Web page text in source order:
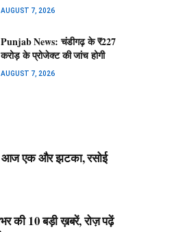
AUGUST 7, 2026
Punjab News: चंडीगढ़ के ₹227
करोड़ के प्रोजेक्ट की जांच होगी
AUGUST 7, 2026
आज एक और झटका, रसोई
की 10 बड़ी ख़बरें, रोज़ पढ़ें